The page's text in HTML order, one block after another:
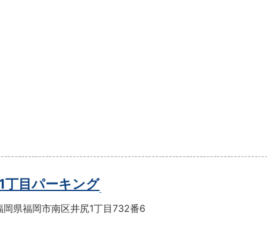
丁目パーキング
岡県福岡市南区井尻1丁目732番6